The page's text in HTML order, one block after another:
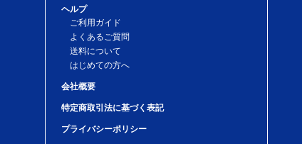
ヘルプ
ご利用ガイド
よくあるご質問
送料について
はじめての方へ
会社概要
特定商取引法に基づく表記
プライバシーポリシー